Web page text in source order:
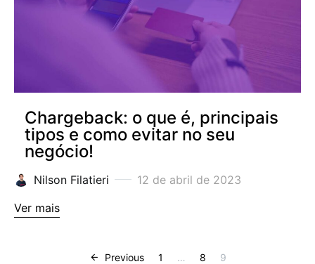
Chargeback: o que é, principais
tipos e como evitar no seu
negócio!
Nilson Filatieri
12 de abril de 2023
Ver mais
Previous 1 … 8 9